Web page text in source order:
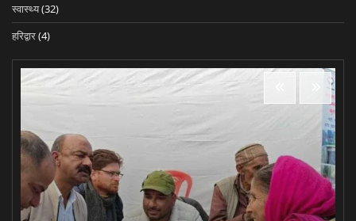
स्वास्थ्य(32)
हरिद्वार(4)